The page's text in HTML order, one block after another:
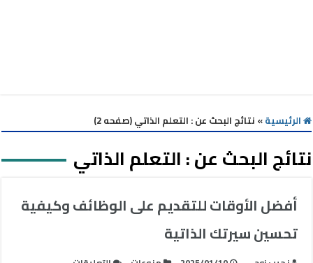
الرئيسية» نتائج البحث عن : التعلم الذاتي (صفحه 2)
نتائج البحث عن :التعلم الذاتي
أفضل الأوقات للتقديم على الوظائف وكيفية
تحسين سيرتك الذاتية